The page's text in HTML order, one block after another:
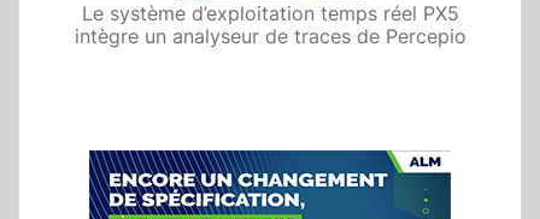
Le système d’exploitation temps réel PX5
intègre un analyseur de traces de Percepio